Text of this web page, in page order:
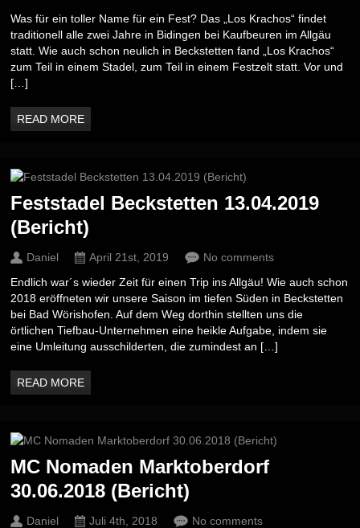
Was für ein toller Name für ein Fest? Das „Los Krachos“ findet
traditionell alle zwei Jahre in Bidingen bei Kaufbeuren im Allgäu
statt. Wie auch schon neulich in Beckstetten fand „Los Krachos“
zum Teil in einem Stadel, zum Teil in einem Festzelt statt. Vor und
[…]
READ MORE
Feststadel Beckstetten 13.04.2019
(Bericht)
Daniel April 21st, 2019
No comments
Endlich war´s wieder Zeit für einen Trip ins Allgäu! Wie auch schon
2018 eröffneten wir unsere Saison im tiefen Süden in Beckstetten
bei Bad Wörishofen. Auf dem Weg dorthin stellten uns die
örtlichen Tiefbau-Unternehmen eine heikle Aufgabe, indem sie
eine Umleitung ausschilderten, die zumindest an […]
READ MORE
MC Nomaden Marktoberdorf
30.06.2018 (Bericht)
Daniel Juli 4th, 2018
No comments